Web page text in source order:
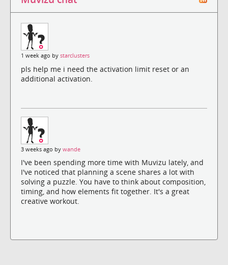
1 week ago by starclusters
pls help me i need the activation limit reset or an
additional activation.
3 weeks ago by wande
I've been spending more time with Muvizu lately, and
I've noticed that planning a scene shares a lot with
solving a puzzle. You have to think about composition,
timing, and how elements fit together. It's a great
creative workout.